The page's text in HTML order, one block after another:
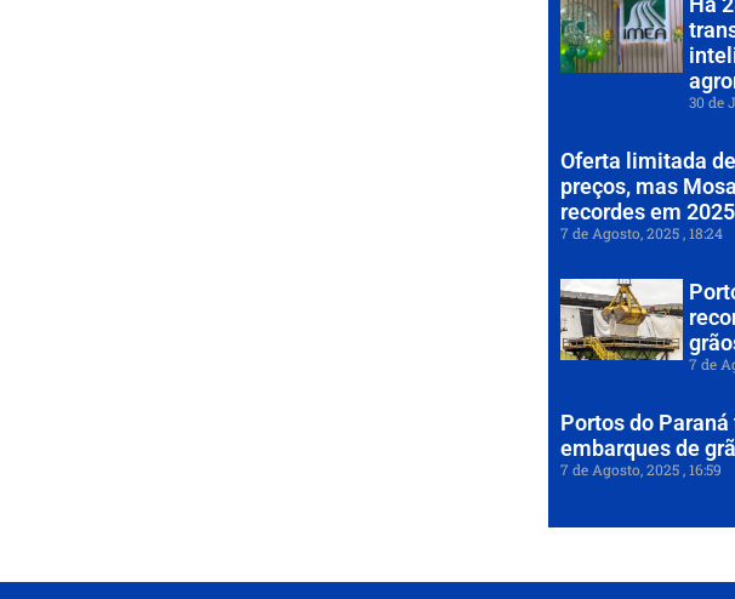
30 de
Oferta limitada
preços, mas
recordes em 2025
7 de Agosto, 2025 18:24
7 de
Portos do
embarques de
7 de Agosto, 2025 16:59